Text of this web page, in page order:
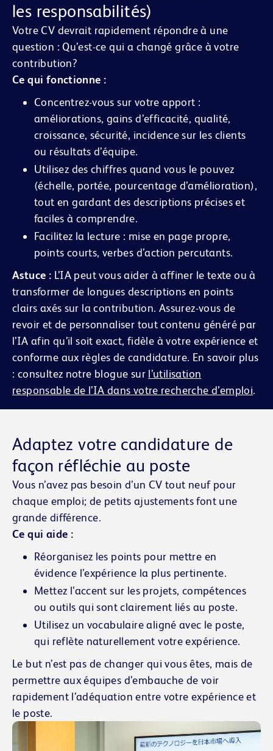
les responsabilités)
Votre CV devrait rapidement répondre à une
question :Qu’est-ce qui a changé grâce à votre
contribution?
Ce qui fonctionne :
Concentrez-vous sur votre apport :
améliorations, gains d’efficacité, qualité,
croissance, sécurité, incidence sur les clients
ou résultats d’équipe.
Utilisez des chiffres quand vous le pouvez
(échelle, portée, pourcentage d’amélioration),
tout en gardant des descriptions précises et
faciles à comprendre.
Facilitez la lecture : mise en page propre,
points courts, verbes d’action percutants.
Astuce : L’IA peut vous aider à affiner le texte ou à
transformer de longues descriptions en points
clairs axés sur la contribution. Assurez-vous de
revoir et de personnaliser tout contenu généré par
l’IA afin qu’il soit exact, fidèle à votre expérience et
conforme aux règles de candidature. En savoir plus
: consultez notre blogue sur l’utilisation
responsable de l’IA dans votre recherche d’emploi.
Adaptez votre candidature de
façon réfléchie au poste
Vous n’avez pas besoin d’un CV tout neuf pour
chaque emploi; de petits ajustements font une
grande différence.
Ce qui aide :
Réorganisez les points pour mettre en
évidence l’expérience la plus pertinente.
Mettez l’accent sur les projets, compétences
ou outils qui sont clairement liés au poste.
Utilisez un vocabulaire aligné avec le poste,
qui reflète naturellement votre expérience.
Le but n’est pas de changer qui vous êtes, mais de
permettre aux équipes d’embauche de voir
rapidement l’adéquation entre votre expérience et
le poste.